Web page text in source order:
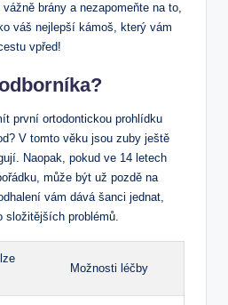
brány a nezapomeňte na to,
váš nejlepší kámoš, který vám
vpřed!
první ortodontickou prohlídku
V tomto věku jsou zuby ještě
Naopak, pokud ve 14 letech
může být už pozdě na
vám dává šanci jednat,
složitějších problémů.
Možnosti léčby